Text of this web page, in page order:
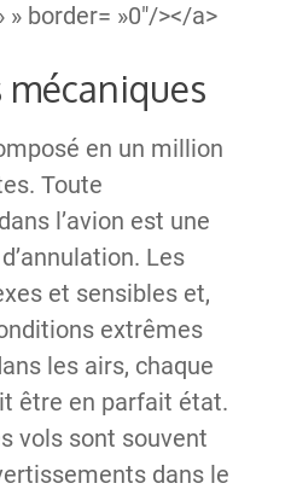
» border= »0″/></a>
en un million
Toute
l’avion est une
Les
et sensibles et,
extrêmes
les airs, chaque
être en parfait état.
vols sont souvent
dans le